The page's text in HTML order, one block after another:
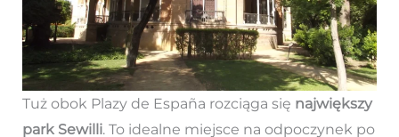
Tuż obok Plazy de España rozciąga się największy
park Sewilli. To idealne miejsce na odpoczynek po